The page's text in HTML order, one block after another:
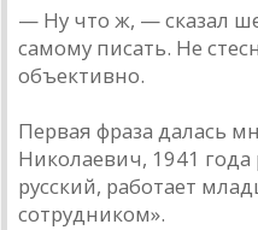
— Ну что ж, — сказал
самому писать. Не
объективно.
Первая фраза далась
Николаевич, 1941
русский, работает
сотрудником».